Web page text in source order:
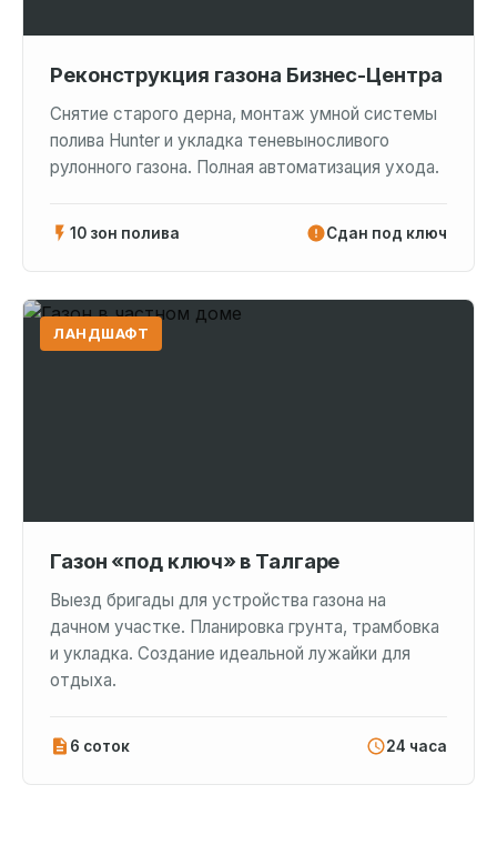
Реконструкция газона Бизнес-Центра
Снятие старого дерна, монтаж умной системы
полива Hunter и укладка теневыносливого
рулонного газона. Полная автоматизация ухода.
10 зон полива Сдан под ключ
ЛАНДШАФТ
Газон «под ключ» в Талгаре
Выезд бригады для устройства газона на
дачном участке. Планировка грунта, трамбовка
и укладка. Создание идеальной лужайки для
отдыха.
6 соток 24 часа